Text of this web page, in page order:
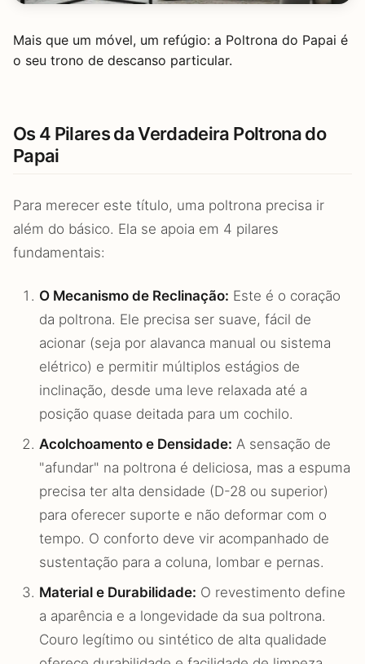
Mais que um móvel, um refúgio: a Poltrona do Papai é
o seu trono de descanso particular.
Os 4 Pilares da Verdadeira Poltrona do
Papai
Para merecer este título, uma poltrona precisa ir
além do básico. Ela se apoia em 4 pilares
fundamentais:
O Mecanismo de Reclinação: Este é o coração
da poltrona. Ele precisa ser suave, fácil de
acionar (seja por alavanca manual ou sistema
elétrico) e permitir múltiplos estágios de
inclinação, desde uma leve relaxada até a
posição quase deitada para um cochilo.
Acolchoamento e Densidade: A sensação de
"afundar" na poltrona é deliciosa, mas a espuma
precisa ter alta densidade (D-28 ou superior)
para oferecer suporte e não deformar com o
tempo. O conforto deve vir acompanhado de
sustentação para a coluna, lombar e pernas.
Material e Durabilidade: O revestimento define
a aparência e a longevidade da sua poltrona.
Couro legítimo ou sintético de alta qualidade